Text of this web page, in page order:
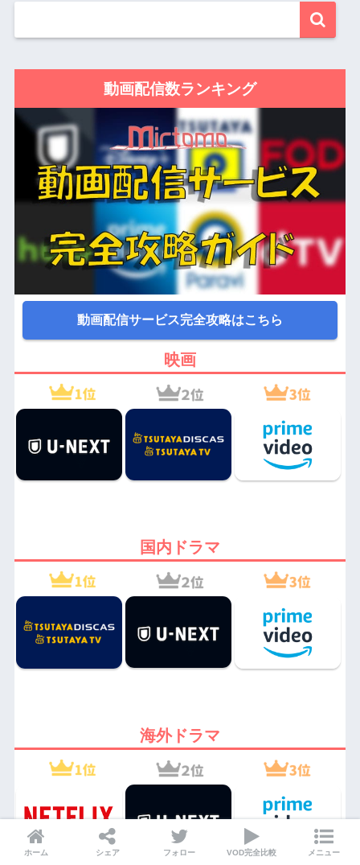
動画配信数ランキング
動画配信サービス完全攻略はこちら
映画
国内ドラマ
海外ドラマ
ホーム シェア フォロー VOD完全比較 メニュー